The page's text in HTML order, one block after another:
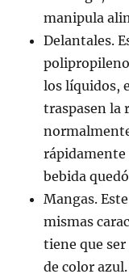
manipula
Delantales.
los líquidos,
traspasen la
rápidamente
bebida
Mangas.
mismas
tiene que
de color azul.